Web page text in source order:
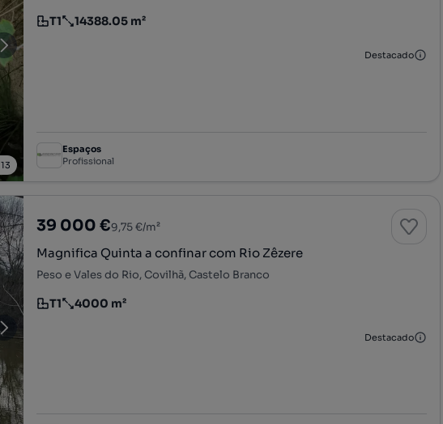
13
Tipologia
T1
Preço por metro quadrado
14388.05 m²
Destacado
Espaços
Profissional
39 000 €9,75 €/m²
Magnifica Quinta a confinar com Rio Zêzere
Peso e Vales do Rio, Covilhã, Castelo Branco
Tipologia
T1
Preço por metro quadrado
4000 m²
Destacado